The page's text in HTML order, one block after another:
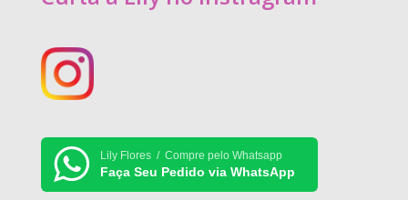
Lily Flores / Compre pelo Whatsapp
Faça Seu Pedido via WhatsApp